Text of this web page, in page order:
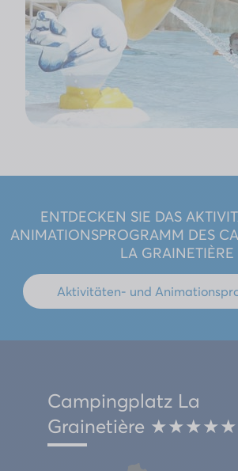
ENTDECKEN SIE DAS
ANIMATIONSPROGRAMM DES
LA GRAINETIÈRE
Aktivitäten- und
Campingplatz La
Grainetière ★★★★★